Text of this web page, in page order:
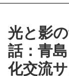
光と影
話：青
化交流